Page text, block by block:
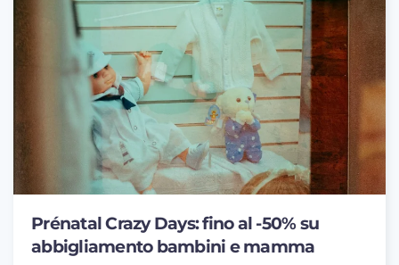
Prénatal Crazy Days: fino al -50% su
abbigliamento bambini e mamma